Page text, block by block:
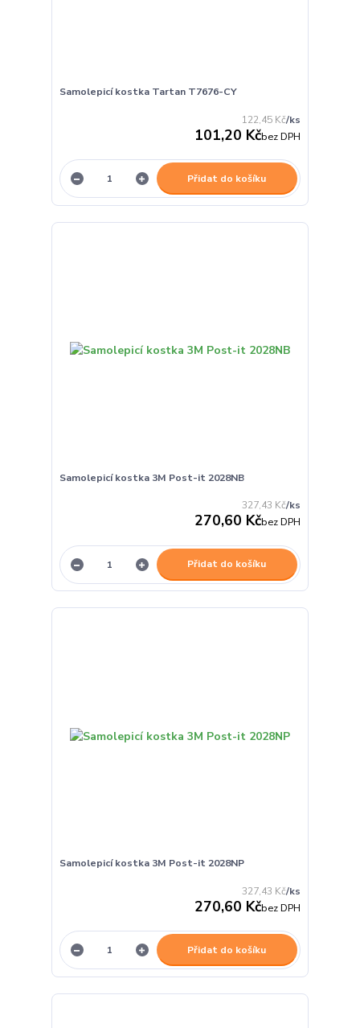
Samolepicí kostka Tartan T7676-CY
122,45 Kč/ks
101,20 Kčbez DPH
Přidat do košíku
Samolepicí kostka 3M Post-it 2028NB
327,43 Kč/ks
270,60 Kčbez DPH
Přidat do košíku
Samolepicí kostka 3M Post-it 2028NP
327,43 Kč/ks
270,60 Kčbez DPH
Přidat do košíku